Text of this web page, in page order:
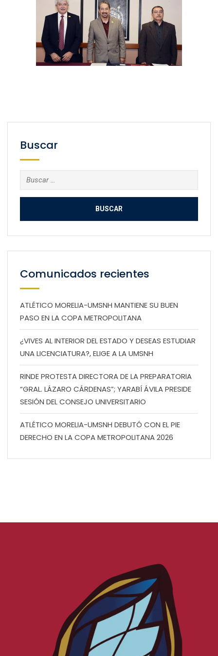
Buscar
Buscar:
Comunicados recientes
ATLÉTICO MORELIA-UMSNH MANTIENE SU BUEN
PASO EN LA COPA METROPOLITANA
¿VIVES AL INTERIOR DEL ESTADO Y DESEAS ESTUDIAR
UNA LICENCIATURA?, ELIGE A LA UMSNH
RINDE PROTESTA DIRECTORA DE LA PREPARATORIA
“GRAL. LÁZARO CÁRDENAS”; YARABÍ ÁVILA PRESIDE
SESIÓN DEL CONSEJO UNIVERSITARIO
ATLÉTICO MORELIA-UMSNH DEBUTÓ CON EL PIE
DERECHO EN LA COPA METROPOLITANA 2026